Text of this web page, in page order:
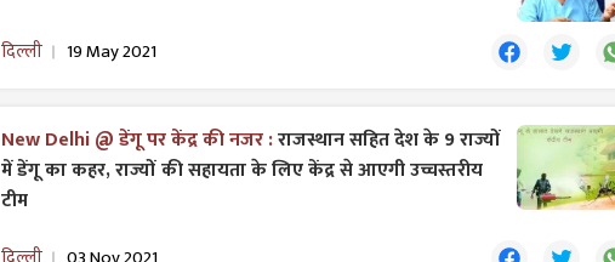
दिल्ली 19 May 2021
New Delhi @ डेंगू पर केंद्र की नजर :राजस्थान सहित देश के 9 राज्यों
में डेंगू का कहर, राज्यों की सहायता के लिए केंद्र से आएगी उच्चस्तरीय
टीम